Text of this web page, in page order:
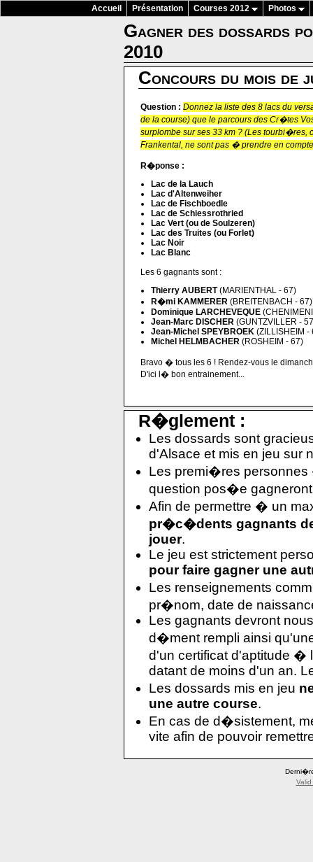
Accueil Présentation Courses 2012 Photos
Gagner des dossards
2010
Concours du mois
Question : Donnez la liste des 8 lacs du
de la course) que le parcours des Cr�tes
surplombe sur ses 33 km ? (Les tourbi�res,
Frankental, ne sont pas � prendre en
R�ponse :
Lac de la Lauch
Lac d'Altenweiher
Lac de Fischboedle
Lac de Schiessrothried
Lac Vert (ou de Soulzeren)
Lac des Truites (ou Forlet)
Lac Noir
Lac Blanc
Les 6 gagnants sont :
Thierry AUBERT(MARIENTHAL - 67)
R�mi KAMMERER(BREITENBACH - 67)
Dominique LARCHEVEQUE
Jean-Marc DISCHER(GUNTZVILLER -
Jean-Michel SPEYBROEK(ZILLISHEIM -
Michel HELMBACHER(ROSHEIM - 67)
Bravo � tous les 6 ! Rendez-vous le
D'ici l� bon entrainement...
R�glement :
Les dossards sont
d'Alsace et mis en jeu sur
Les premi�res
question pos�e
Afin de permettre � un
pr�c�dents gagnants
jouer.
Le jeu est strictement
pour faire gagner une
Les renseignements
pr�nom, date de
Les gagnants devront
d�ment rempli ainsi
d'un certificat d'aptitude
datant de moins d'un an.
Les dossards mis en jeu
une autre course.
En cas de d�sistement,
vite afin de pouvoir